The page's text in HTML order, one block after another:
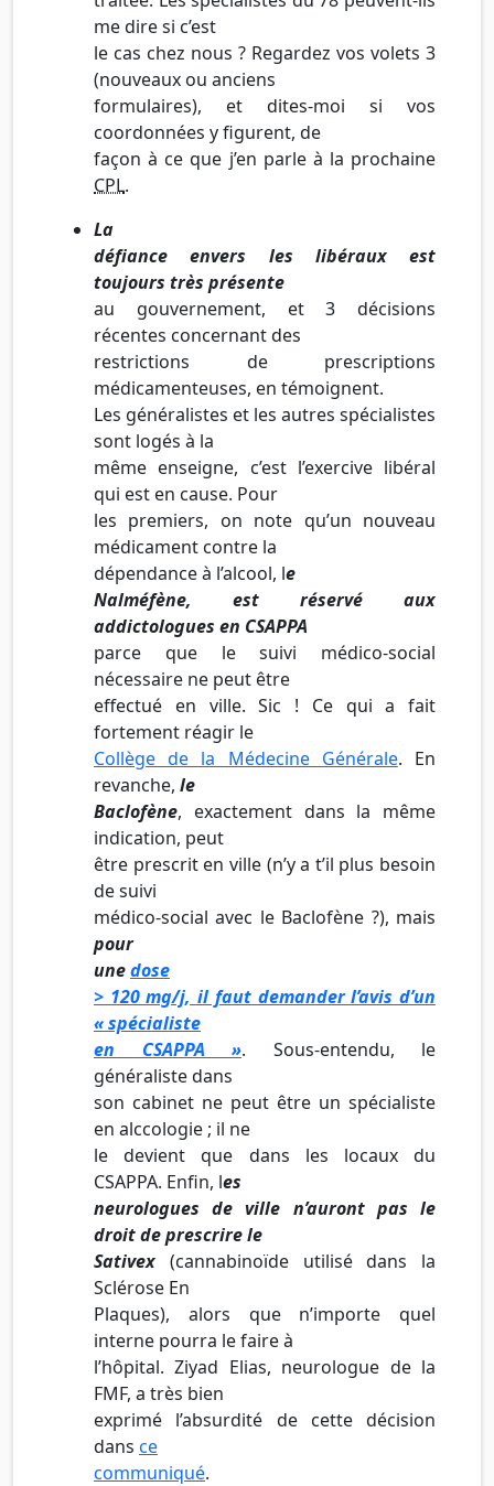
me dire si c’est
le cas chez nous ? Regardez vos volets 3
(nouveaux ou anciens
formulaires), et dites-moi si vos
coordonnées y figurent, de
façon à ce que j’en parle à la prochaine
CPL.
La
défiance envers les libéraux est
toujours très présente
au gouvernement, et 3 décisions
récentes concernant des
restrictions de prescriptions
médicamenteuses, en témoignent.
Les généralistes et les autres spécialistes
sont logés à la
même enseigne, c’est l’exercive libéral
qui est en cause. Pour
les premiers, on note qu’un nouveau
médicament contre la
dépendance à l’alcool, le
Nalméfène, est réservé aux
addictologues en CSAPPA
parce que le suivi médico-social
nécessaire ne peut être
effectué en ville. Sic ! Ce qui a fait
fortement réagir le
Collège de la Médecine Générale. En
revanche, le
Baclofène, exactement dans la même
indication, peut
être prescrit en ville (n’y a t’il plus besoin
de suivi
médico-social avec le Baclofène ?), mais
pour
unedose
> 120 mg/j, il faut demander l’avis d’un
« spécialiste
en CSAPPA ». Sous-entendu, le
généraliste dans
son cabinet ne peut être un spécialiste
en alccologie ; il ne
le devient que dans les locaux du
CSAPPA. Enfin, les
neurologues de ville n’auront pas le
droit de prescrire le
Sativex (cannabinoïde utilisé dans la
Sclérose En
Plaques), alors que n’importe quel
interne pourra le faire à
l’hôpital. Ziyad Elias, neurologue de la
FMF, a très bien
exprimé l’absurdité de cette décision
dans ce
communiqué.